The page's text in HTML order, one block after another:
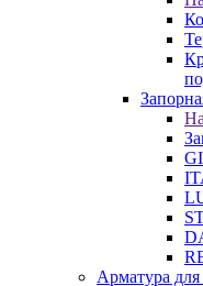
Арматура для